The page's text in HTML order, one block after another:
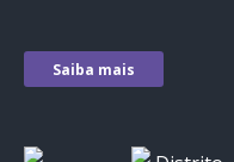
Saiba mais